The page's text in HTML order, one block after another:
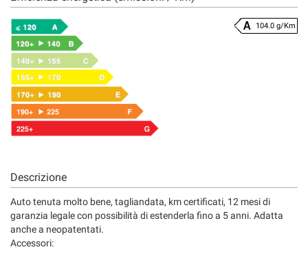
104.0 g/Km
Descrizione
Auto tenuta molto bene, tagliandata, km certificati, 12 mesi di
garanzia legale con possibilità di estenderla fino a 5 anni. Adatta
anche a neopatentati.
Accessori: